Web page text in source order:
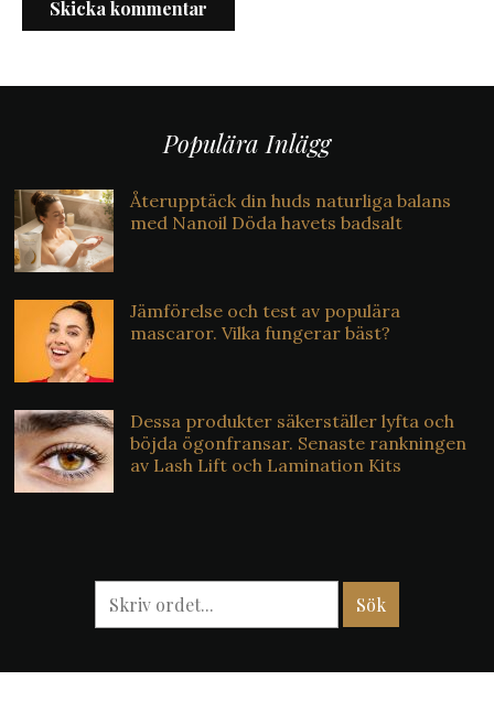
Populära Inlägg
Återupptäck din huds naturliga balans
med Nanoil Döda havets badsalt
Jämförelse och test av populära
mascaror. Vilka fungerar bäst?
Dessa produkter säkerställer lyfta och
böjda ögonfransar. Senaste rankningen
av Lash Lift och Lamination Kits